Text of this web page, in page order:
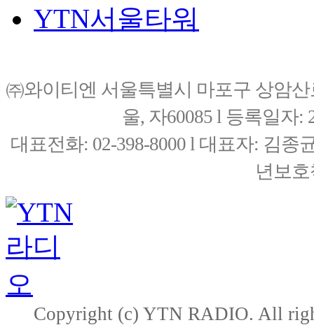
YTN서울타워
㈜와이티엔 서울특별시 마포구 상암
울, 자60085 l 등록일자:
대표전화: 02-398-8000 l 대표자: 김종
년보
Copyright (c) YTN RADIO. All